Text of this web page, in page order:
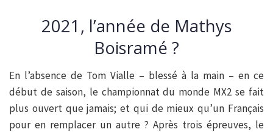
2021, l’année de Mathys
Boisramé ?
En l’absence de Tom Vialle – blessé à la main – en ce
début de saison, le championnat du monde MX2 se fait
plus ouvert que jamais; et qui de mieux qu’un Français
pour en remplacer un autre ? Après trois épreuves, le